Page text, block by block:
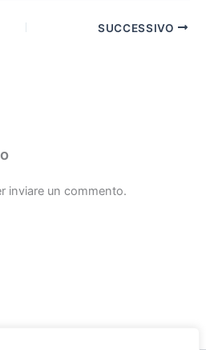
SUCCESSIVO
inviare un commento.